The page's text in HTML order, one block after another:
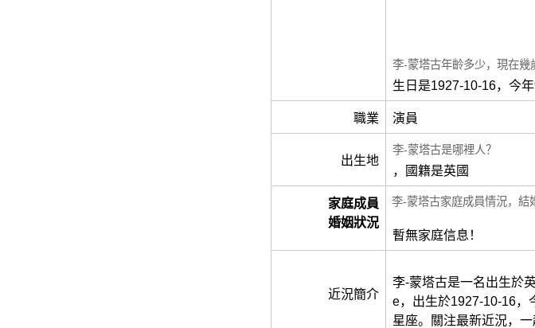
李-蒙塔古年齡多少，現在幾
生日是1927-10-16，今
職業 演員
出生地
李-蒙塔古是哪裡人？
，國籍是英國
家庭成員
婚姻狀況
李-蒙塔古家庭成員情況，結
暫無家庭信息！
近況簡介
李-蒙塔古是一名出生於
e，出生於1927-10-16，
星座。關注最新近況，一